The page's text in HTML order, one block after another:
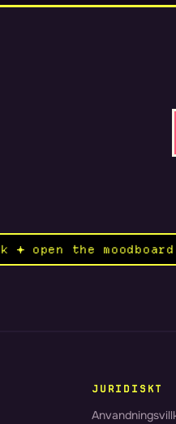
look ✦ open the
JURIDISKT